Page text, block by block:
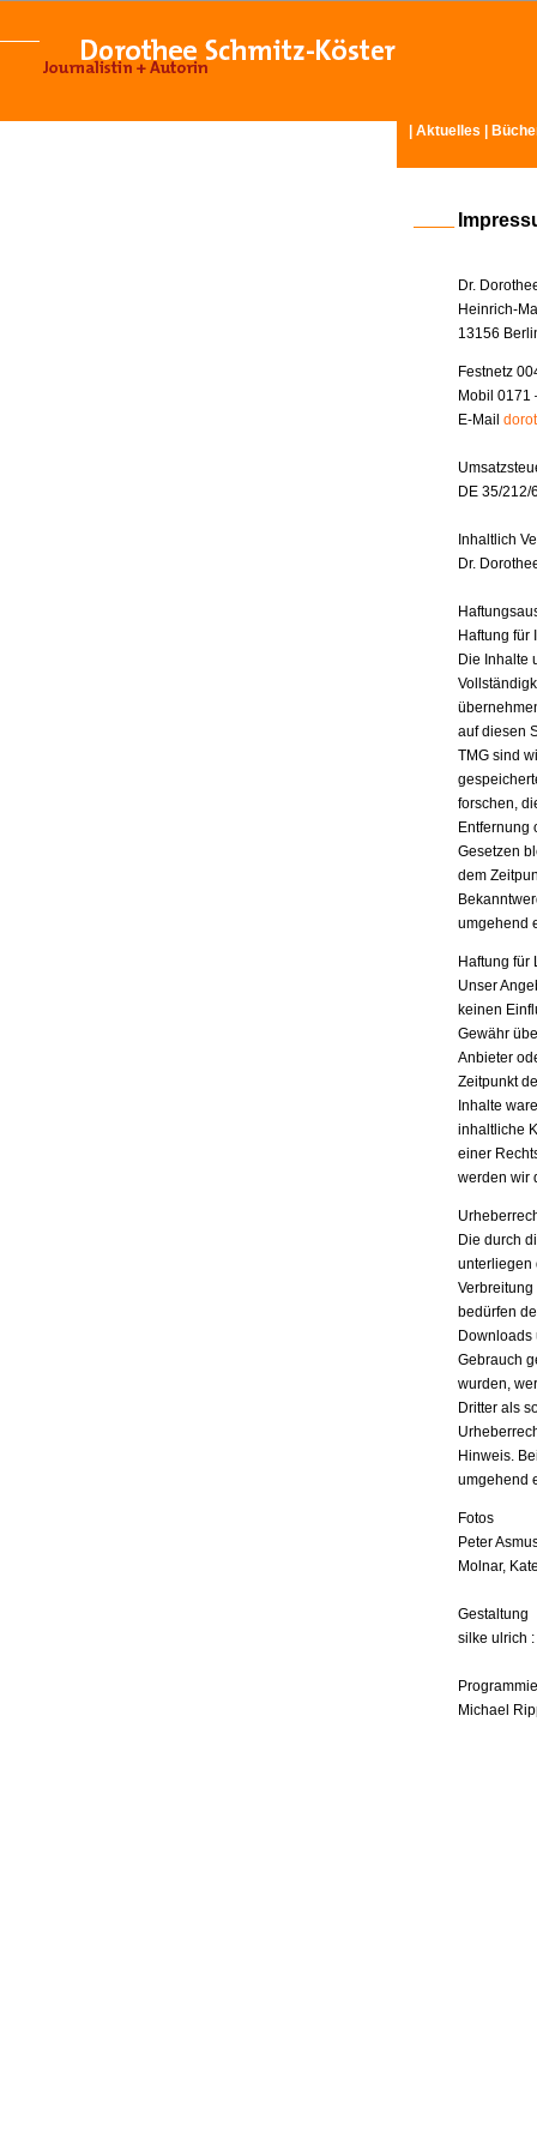
Aktuelles
Dr.
Heinrich-
13156
Festnetz
Mobil 0171
E-Mail
DE 35/212/
Inhaltlich
Dr.
Haftung für
Die Inhalte
auf diesen
TMG sind
forschen,
Entfernung
Gesetzen
dem
umgehend
Haftung für
Unser
keinen
Gewähr
Anbieter
Zeitpunkt
Inhalte
inhaltliche
einer
werden wir
Die durch
unterliegen
bedürfen
Downloads
Gebrauch
wurden,
Dritter als
Hinweis.
umgehend
Fotos
Peter
Molnar,
Gestaltung
silke ulrich
Michael